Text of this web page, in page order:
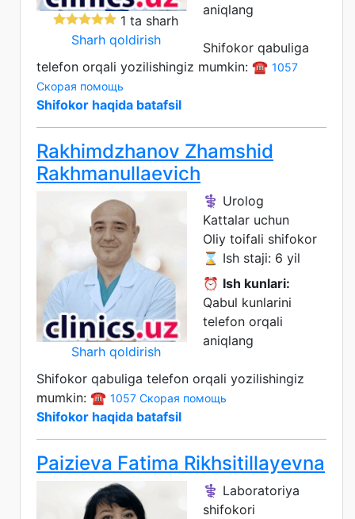
1 ta sharh
Sharh qoldirish
aniqlang
Shifokor qabuliga
telefon orqali yozilishingiz mumkin: ☎️ 1057
Скорая помощь
Shifokor haqida batafsil
Rakhimdzhanov Zhamshid
Rakhmanullaevich
Sharh qoldirish
⚕️ Urolog
Kattalar uchun
Oliy toifali shifokor
⌛ Ish staji: 6 yil
⏰ Ish kunlari:
Qabul kunlarini
telefon orqali
aniqlang
Shifokor qabuliga telefon orqali yozilishingiz
mumkin: ☎️ 1057 Скорая помощь
Shifokor haqida batafsil
Paizieva Fatima Rikhsitillayevna
⚕️ Laboratoriya
shifokori